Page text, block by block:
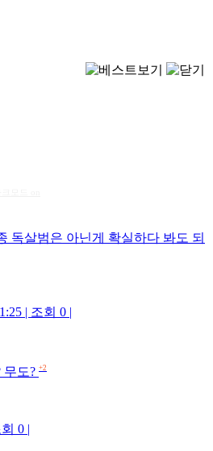
독살범은 아닌게 확실하다 봐도 되
| 조회 0 |
무도? +2
0 |